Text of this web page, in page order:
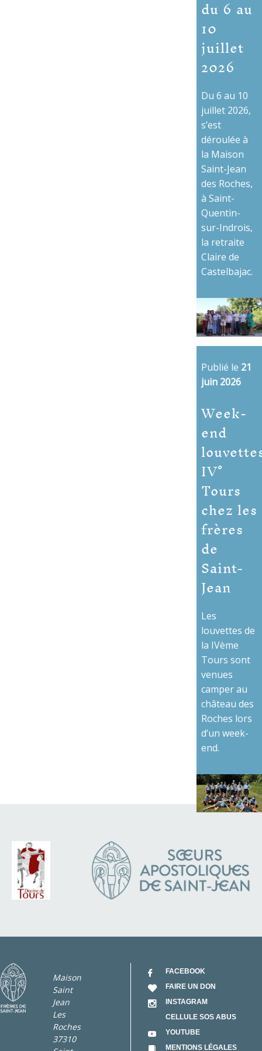
du 6 au
10
juillet
2026
Du 6 au 10
juillet 2026,
s’est
déroulée à
la Maison
Saint-Jean
des Roches,
à Saint-
Quentin-
sur-Indrois,
la retraite
Claire de
Castelbajac.
Publié le 21
juin 2026
Week-
end
IV°
Tours
chez les
frères
de
Saint-
Jean
Les
louvettes de
la IVème
Tours sont
venues
camper au
château des
Roches lors
d’un week-
end.
Maison
Saint
Jean
Les
Roches
37310
FACEBOOK
FAIRE UN DON
INSTAGRAM
CELLULE SOS ABUS
YOUTUBE
MENTIONS LÉGALES